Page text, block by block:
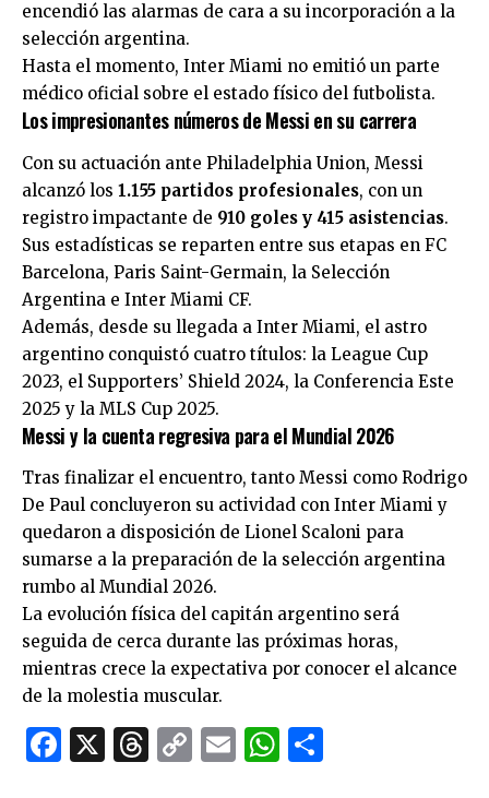
encendió las alarmas de cara a su incorporación a la
selección argentina.
Hasta el momento, Inter Miami no emitió un parte
médico oficial sobre el estado físico del futbolista.
Los impresionantes números de Messi en su carrera
Con su actuación ante Philadelphia Union, Messi
alcanzó los 1.155 partidos profesionales, con un
registro impactante de 910 goles y 415 asistencias.
Sus estadísticas se reparten entre sus etapas en FC
Barcelona, Paris Saint-Germain, la Selección
Argentina e Inter Miami CF.
Además, desde su llegada a Inter Miami, el astro
argentino conquistó cuatro títulos: la League Cup
2023, el Supporters’ Shield 2024, la Conferencia Este
2025 y la MLS Cup 2025.
Messi y la cuenta regresiva para el Mundial 2026
Tras finalizar el encuentro, tanto Messi como Rodrigo
De Paul concluyeron su actividad con Inter Miami y
quedaron a disposición de Lionel Scaloni para
sumarse a la preparación de la selección argentina
rumbo al Mundial 2026.
La evolución física del capitán argentino será
seguida de cerca durante las próximas horas,
mientras crece la expectativa por conocer el alcance
de la molestia muscular.
Facebook
X Threads
CopyEmailWhatsApp